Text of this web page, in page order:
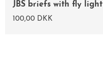
JBS briefs with fly light
100,00 DKK